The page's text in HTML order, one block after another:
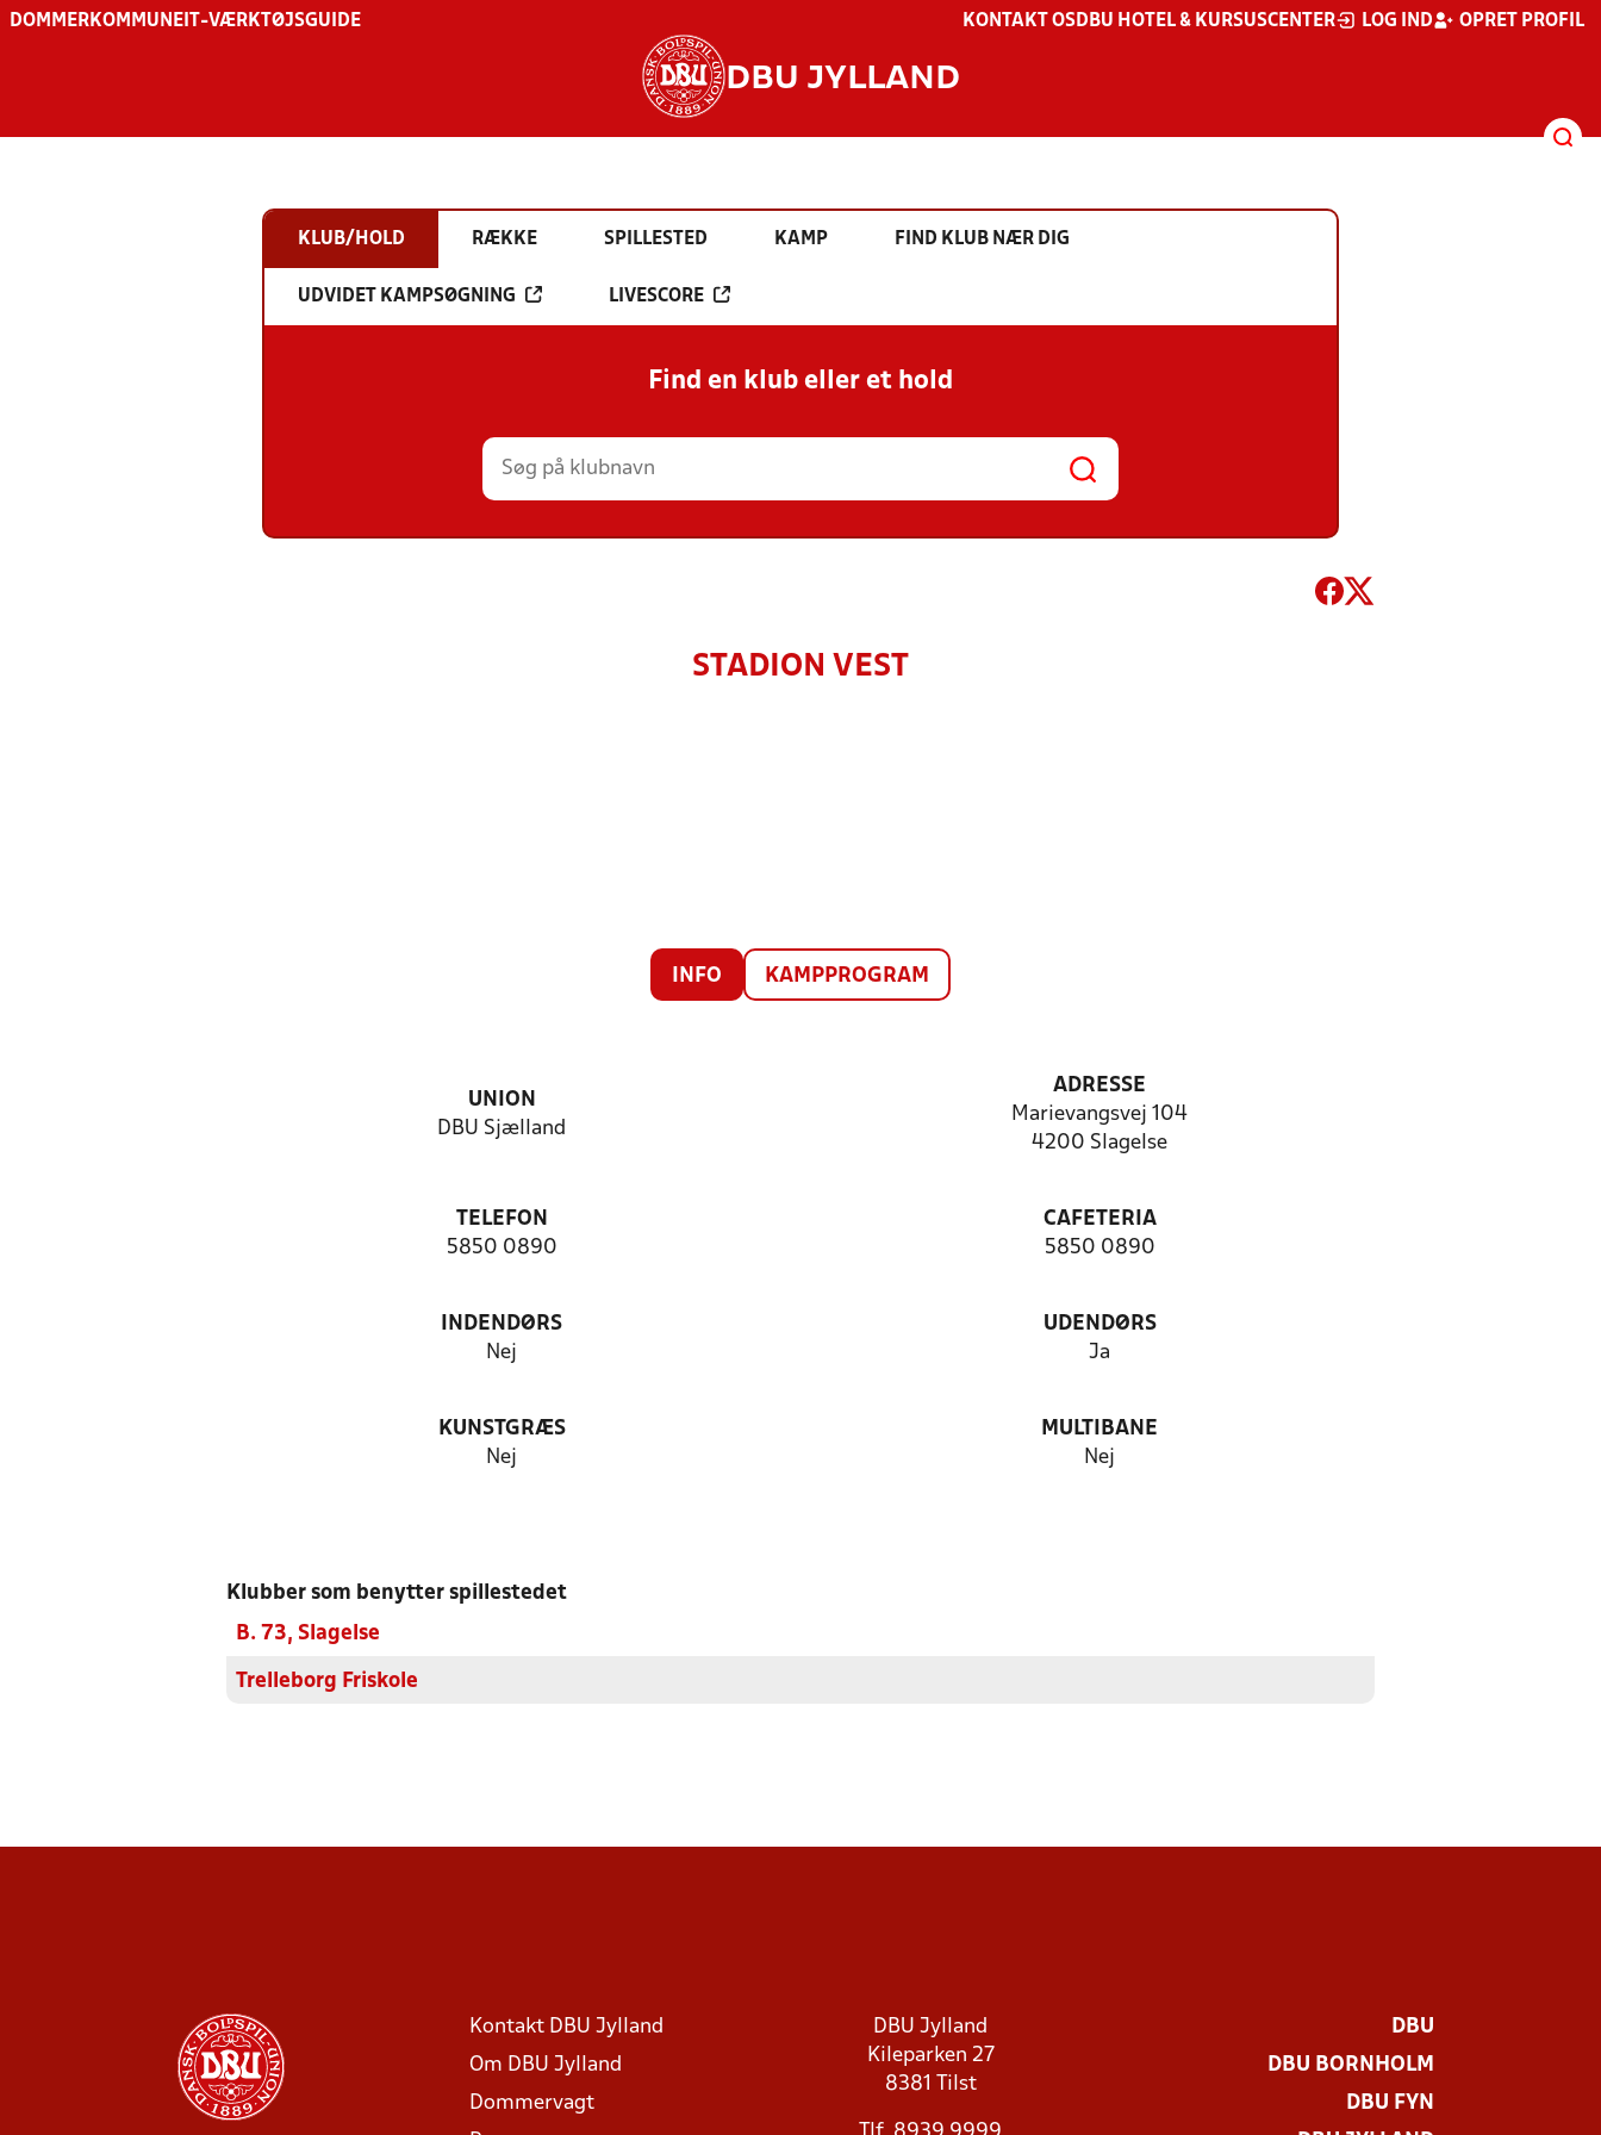
DOMMER KOMMUNE IT-VÆRKTØJSGUIDE KONTAKT OS DBU HOTEL & KURSUSCENTER LOG IND OPRET PROFIL
DBU JYLLAND
KLUB/HOLD RÆKKE SPILLESTED KAMP FIND KLUB NÆR DIG
UDVIDET KAMPSØGNING LIVESCORE
Find en klub eller et hold
STADION VEST
INFO KAMPPROGRAM
UNION
DBU Sjælland
ADRESSE
Marievangsvej 104
4200 Slagelse
TELEFON
5850 0890
CAFETERIA
5850 0890
INDENDØRS
Nej
UDENDØRS
Ja
KUNSTGRÆS
Nej
MULTIBANE
Nej
Klubber som benytter spillestedet
B. 73, Slagelse
Trelleborg Friskole
Kontakt DBU Jylland
Om DBU Jylland
Dommervagt
DBU Jylland
Kileparken 27
8381 Tilst
DBU
DBU BORNHOLM
DBU FYN